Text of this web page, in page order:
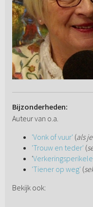
Bijzonderheden:
Auteur van o.a.
'Vonk of vuur' (als
'Trouw en teder' (
'
'Tiener op weg' (
Bekijk ook: